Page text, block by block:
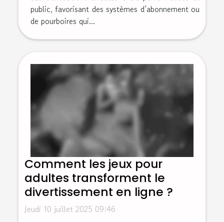
public, favorisant des systèmes d’abonnement ou
de pourboires qui...
Comment les jeux pour
adultes transforment le
divertissement en ligne ?
Jeudi 10 juillet 2025 09:46